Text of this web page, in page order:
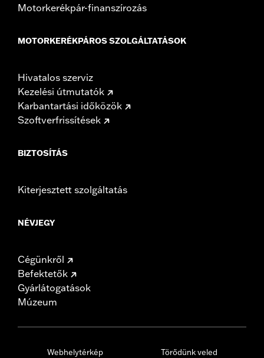
Motorkerékpár-finanszírozás
MOTORKERÉKPÁROS SZOLGÁLTATÁSOK
Hivatalos szerviz
Kezelési útmutatók
Karbantartási időközök
Szoftverfrissítések
BIZTOSÍTÁS
Kiterjesztett szolgáltatás
NÉVJEGY
Cégünkről
Befektetők
Gyárlátogatások
Múzeum
Webhelytérkép
Törődünk veled